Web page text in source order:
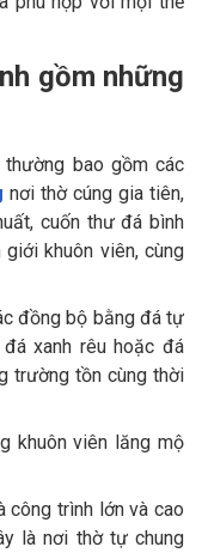
gồm những
bao gồm các
nơi thờ cúng gia tiên,
cuốn thư đá bình
giới khuôn viên, cùng
đồng bộ bằng đá tự
xanh rêu hoặc đá
trường tồn cùng thời
khuôn viên lăng mộ
công trình lớn và cao
là nơi thờ tự chung